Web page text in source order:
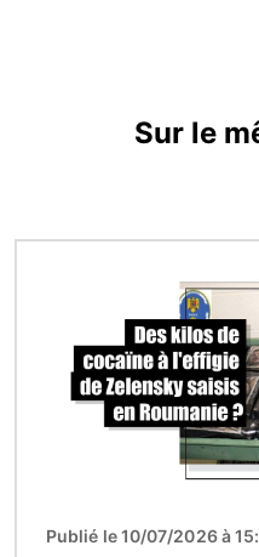
Sur le
Publié le 10/07/2026 à